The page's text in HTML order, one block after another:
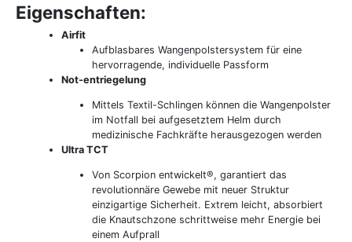
Eigenschaften:
Airfit
Aufblasbares Wangenpolstersystem für eine
hervorragende, individuelle Passform
Not-entriegelung
Mittels Textil-Schlingen können die Wangenpolster
im Notfall bei aufgesetztem Helm durch
medizinische Fachkräfte herausgezogen werden
Ultra TCT
Von Scorpion entwickelt®, garantiert das
revolutionnäre Gewebe mit neuer Struktur
einzigartige Sicherheit. Extrem leicht, absorbiert
die Knautschzone schrittweise mehr Energie bei
einem Aufprall